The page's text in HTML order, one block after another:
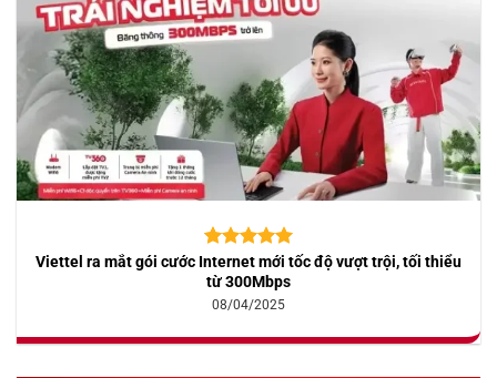
5.00trên 5
dựa trên
10
đánh giá
Viettel ra mắt gói cước Internet mới tốc độ vượt trội, tối thiểu
từ 300Mbps
08/04/2025